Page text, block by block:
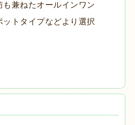
も兼ねたオールインワン
ットタイプなどより選択